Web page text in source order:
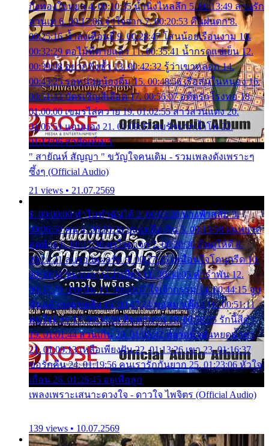
กิ่งทองใบหยก 4. 00:10:35 น้ำนิ่งไหลลึก 5. 00:13:49 ลานรัก
ลานเท 6. 00:17:06 จำใจจาก 7. 00:20:53 คืนฝนตก 8.
00:25:16 น้ำลงเดือนยี่ 9. 00:28:47 โสนน้อยเรือนงาม 10.
00:32:29 ตอไม้ที่ตายแล้ว 11. 00:35:41 น้ำกรดแช่เย็น 12.
00:39:08 อยากฟังซ้ำ 13. 00:42:32 รู้ว่าเขาหลอก 14.
00:45:25 รอหน่อยน้องติ๋ม 15. 00:48:56 เรือล่มในหนอง 16.
00:51:43 บัตรเชิญสีเลือด 17. 00:56:07 อดีตรักโรงทอ 18.
01:00:00 เขมรไล่ควาย 19. 01:02:55 สาวสวนแตง 20.
01:05:51 แอบมอง 21. 01:09:27 พบรักปากน้ำโพ 22.
01:13:06 สายัณห์เมา
" สายัณห์ สัญญา " ขวัญใจคนเดิม - รวมเพลงดังเพราะๆ
ซึ้งๆ (Official Audio)
21 views • 21.07.2569
1. 00:00:00 ทำไมทำฉันได้ 2. 00:03:20 นางฟ้าสลัม 3.
00:06:50 คน 4. 00:10:36 บุญเหลือเกิน 5. 00:13:58 ฝนหยาด
สุดท้าย 6. 00:17:30 ยาใจยาจก 7. 00:20:30 คิดดูให้ดี 8.
00:24:21 ลบรอยแผลรัก 9. 00:27:35 เหมือนใจโดนกรีด 10.
00:30:54 ขบวนการเปาเปียว 11. 00:34:05 คำรำพัน 12.
00:37:20 ปาหนัน 13. 00:40:37 ใจเจ้ากรรม 14. 00:44:15 จูบ
ฉันแล้วจงตายเสีย 15. 00:47:24 ขอสูมาเต๊อะ 16. 00:51:11
คนใจมาร 17. 00:54:50 คืนทรมาน 18. 00:58:25 รักนี้สีดำ
19. 01:01:44 ส่วนเกิน 20. 01:05:42 หยาดน้ำฝนหยดน้ำตา
21. 01:09:13 เหลือเพียงฝัน 22. 01:13:26 เขา 23. 01:16:37
ขอรักคืน 24. 01:19:56 คนเรารักกันยาก 25. 01:23:06 หัวใจ
เถื่อน 26. 01:26:45 อยู่เพื่อลูก
เพลงเพราะเสนาะดวงใจ - ดาวใจ ไพจิตร (Official Audio)
139 views • 10.07.2569